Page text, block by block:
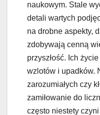
naukowym. Stale
detali wartych
na drobne aspekty,
zdobywają cenną
przyszłość. Ich
wzlotów i upadków.
zarozumiałych czy
zamiłowanie do
często niestety